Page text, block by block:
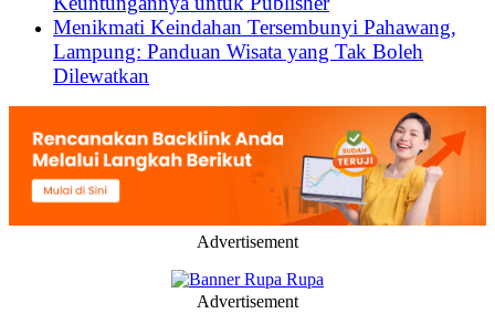
Menikmati Keindahan Tersembunyi Pahawang,
Lampung: Panduan Wisata yang Tak Boleh
Dilewatkan
Advertisement
Advertisement